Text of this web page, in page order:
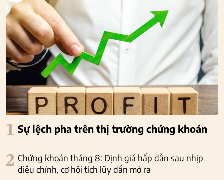
1 Sự lệch pha trên thị trường chứng khoán
2 Chứng khoán tháng 8: Định giá hấp dẫn sau nhịp
điều chỉnh, cơ hội tích lũy dần mở ra